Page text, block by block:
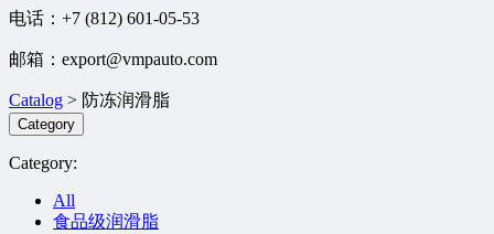
电话：+7 (812) 601-05-53
邮箱：export@vmpauto.com
Catalog > 防冻润滑脂
Category
Category:
All
食品级润滑脂